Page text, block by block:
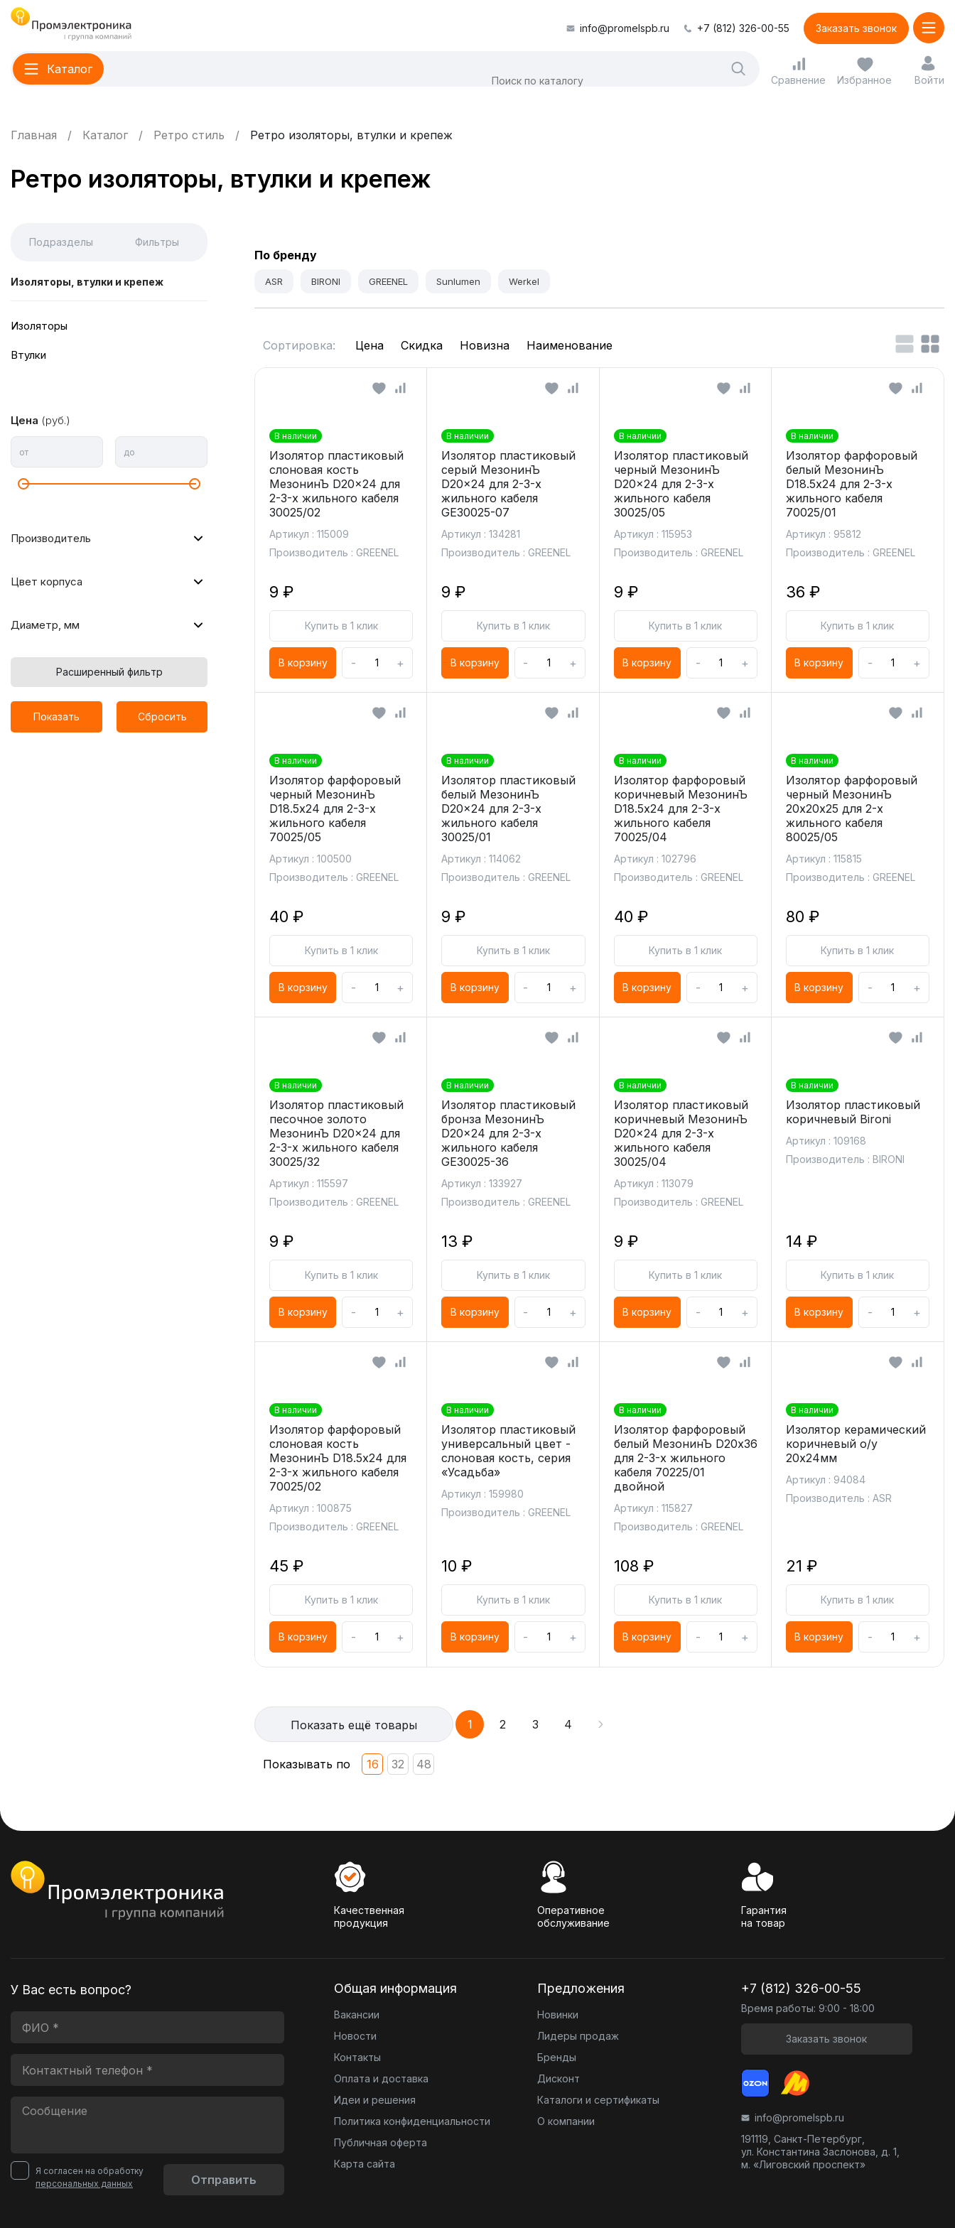
info@promelspb.ru +7 (812) 326-00-55 Заказать звонок
Каталог
Сравнение Избранное Войти
Главная Каталог Ретро стиль Ретро изоляторы, втулки и крепеж
Ретро изоляторы, втулки и крепеж
Подразделы Фильтры
Изоляторы, втулки и крепеж
изоляторы
втулки
Цена (руб.)
от до
Производитель
Цвет корпуса
Диаметр, мм
Расширенный фильтр
Показать Сбросить
По бренду
ASR BIRONI GREENEL Sunlumen Werkel
Сортировка: Цена Скидка Новизна Наименование
В наличии
Изолятор пластиковый
слоновая кость
МезонинЪ D20x24 для
2-3-х жильного кабеля
30025/02
Артикул : 115009
Производитель : GREENEL
9 ₽
Купить в 1 клик
В корзину - +
В наличии
Изолятор пластиковый
серый МезонинЪ
D20x24 для 2-3-х
жильного кабеля
GE30025-07
Артикул : 134281
Производитель : GREENEL
9 ₽
Купить в 1 клик
В корзину - +
В наличии
Изолятор пластиковый
черный МезонинЪ
D20x24 для 2-3-х
жильного кабеля
30025/05
Артикул : 115953
Производитель : GREENEL
9 ₽
Купить в 1 клик
В корзину - +
В наличии
Изолятор фарфоровый
белый МезонинЪ
D18.5х24 для 2-3-х
жильного кабеля
70025/01
Артикул : 95812
Производитель : GREENEL
36 ₽
Купить в 1 клик
В корзину - +
В наличии
Изолятор фарфоровый
черный МезонинЪ
D18.5х24 для 2-3-х
жильного кабеля
70025/05
Артикул : 100500
Производитель : GREENEL
40 ₽
Купить в 1 клик
В корзину - +
В наличии
Изолятор пластиковый
белый МезонинЪ
D20x24 для 2-3-х
жильного кабеля
30025/01
Артикул : 114062
Производитель : GREENEL
9 ₽
Купить в 1 клик
В корзину - +
В наличии
Изолятор фарфоровый
коричневый МезонинЪ
D18.5х24 для 2-3-х
жильного кабеля
70025/04
Артикул : 102796
Производитель : GREENEL
40 ₽
Купить в 1 клик
В корзину - +
В наличии
Изолятор фарфоровый
черный МезонинЪ
20х20х25 для 2-х
жильного кабеля
80025/05
Артикул : 115815
Производитель : GREENEL
80 ₽
Купить в 1 клик
В корзину - +
В наличии
Изолятор пластиковый
песочное золото
МезонинЪ D20x24 для
2-3-х жильного кабеля
30025/32
Артикул : 115597
Производитель : GREENEL
9 ₽
Купить в 1 клик
В корзину - +
В наличии
Изолятор пластиковый
бронза МезонинЪ
D20x24 для 2-3-х
жильного кабеля
GE30025-36
Артикул : 133927
Производитель : GREENEL
13 ₽
Купить в 1 клик
В корзину - +
В наличии
Изолятор пластиковый
коричневый МезонинЪ
D20x24 для 2-3-х
жильного кабеля
30025/04
Артикул : 113079
Производитель : GREENEL
9 ₽
Купить в 1 клик
В корзину - +
В наличии
Изолятор пластиковый
коричневый Bironi
Артикул : 109168
Производитель : BIRONI
14 ₽
Купить в 1 клик
В корзину - +
В наличии
Изолятор фарфоровый
слоновая кость
МезонинЪ D18.5х24 для
2-3-х жильного кабеля
70025/02
Артикул : 100875
Производитель : GREENEL
45 ₽
Купить в 1 клик
В корзину - +
В наличии
Изолятор пластиковый
универсальный цвет -
слоновая кость, серия
«Усадьба»
Артикул : 159980
Производитель : GREENEL
10 ₽
Купить в 1 клик
В корзину - +
В наличии
Изолятор фарфоровый
белый МезонинЪ D20х36
для 2-3-х жильного
кабеля 70225/01
двойной
Артикул : 115827
Производитель : GREENEL
108 ₽
Купить в 1 клик
В корзину - +
В наличии
Изолятор керамический
коричневый о/у
20х24мм
Артикул : 94084
Производитель : ASR
21 ₽
Купить в 1 клик
В корзину - +
Показать ещё товары 1 2 3 4
Показывать по 16 32 48
Качественная
продукция
Оперативное
обслуживание
Гарантия
на товар
У Вас есть вопрос?
Я согласен на обработку
персональных данных
Отправить
Общая информация
Вакансии
Новости
Контакты
Оплата и доставка
Идеи и решения
Политика конфиденциальности
Публичная оферта
Карта сайта
Предложения
Новинки
Лидеры продаж
Бренды
Дисконт
Каталоги и сертификаты
О компании
+7 (812) 326-00-55
Время работы: 9:00 - 18:00
Заказать звонок
info@promelspb.ru
191119, Санкт-Петербург,
ул. Константина Заслонова, д. 1,
м. «Лиговский проспект»